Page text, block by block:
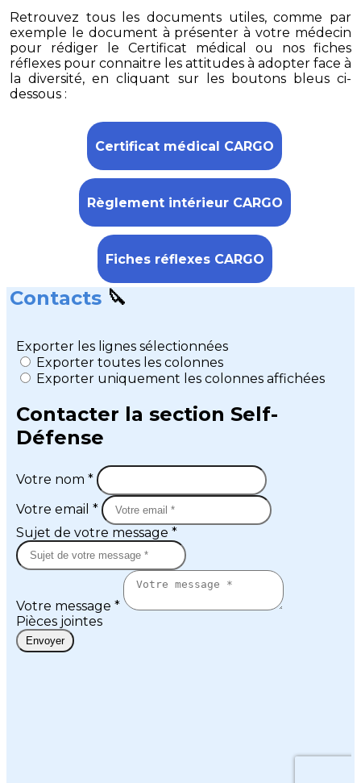
Retrouvez tous les documents utiles, comme par
exemple le document à présenter à votre médecin
pour rédiger le Certificat médical ou nos fiches
réflexes pour connaitre les attitudes à adopter face à
la diversité, en cliquant sur les boutons bleus ci-
dessous :
Certificat médical CARGO
Règlement intérieur CARGO
Fiches réflexes CARGO
Contacts 🔪